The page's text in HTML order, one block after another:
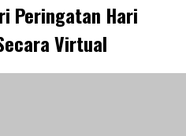
Peringatan Hari
Virtual